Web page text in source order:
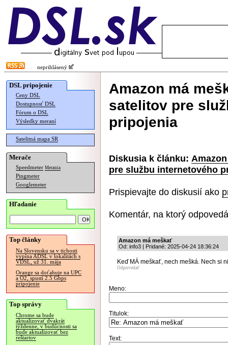
neprihlásený
DSL pripojenie
Ceny DSL
Dostupnosť DSL
Fórum o DSL
Výsledky meraní
Satelitná mapa SR
Merače
Speedmeter Merania
Pingmeter
Googlemeter
Hľadanie
Top články
Na Slovensku sa v tichosti
vypína ADSL v lokalitách s
VDSL, už 31. mája
Orange sa doťahuje na UPC
a O2, spustí 2.5 Gbps
pripojenie
Top správy
Chrome sa bude
aktualizovať dvakrát
týždenne, v budúcnosti sa
bude aktualizovať bez
reštartov
Amazon má
satelitov pre
pripojenia
Diskusia k článku:
pre službu internetového
Prispievajte do diskusií ako
Komentár, na ktorý
Amazon má meškať
Od: info3 | Pridané: 2025-04-24 18:36:24
Keď MÁ meškať, nech mešká. Nech si
Odpovedať
Meno:
Titulok:
Text: